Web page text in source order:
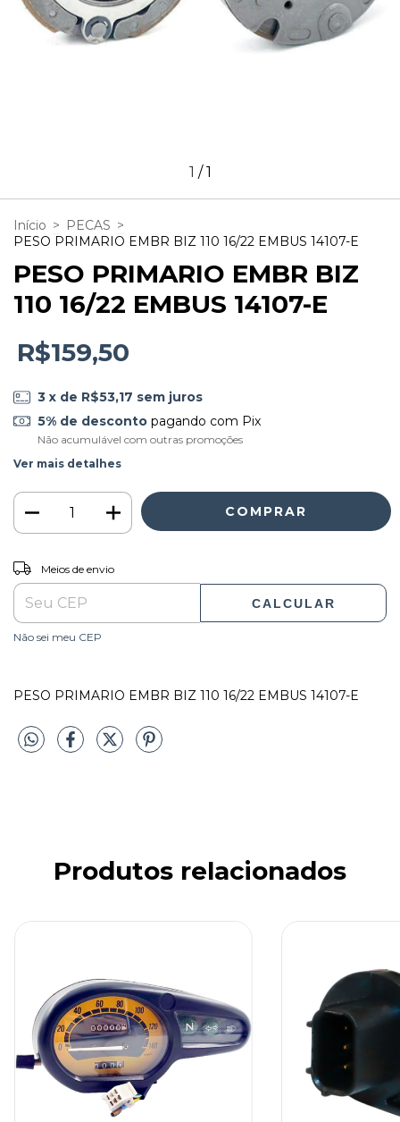
1 /1
Início > PECAS >
PESO PRIMARIO EMBR BIZ 110 16/22 EMBUS 14107-E
PESO PRIMARIO EMBR BIZ
110 16/22 EMBUS 14107-E
R$159,50
3 x de R$53,17 sem juros
5% de descontopagando com Pix
Não acumulável com outras promoções
Ver mais detalhes
Entregas para o CEP:
Meios de envio
CALCULAR
Não sei meu CEP
PESO PRIMARIO EMBR BIZ 110 16/22 EMBUS 14107-E
Produtos relacionados